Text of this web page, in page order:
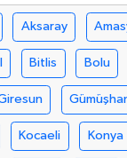
Aksaray
Bitlis Bolu
Kocaeli Konya